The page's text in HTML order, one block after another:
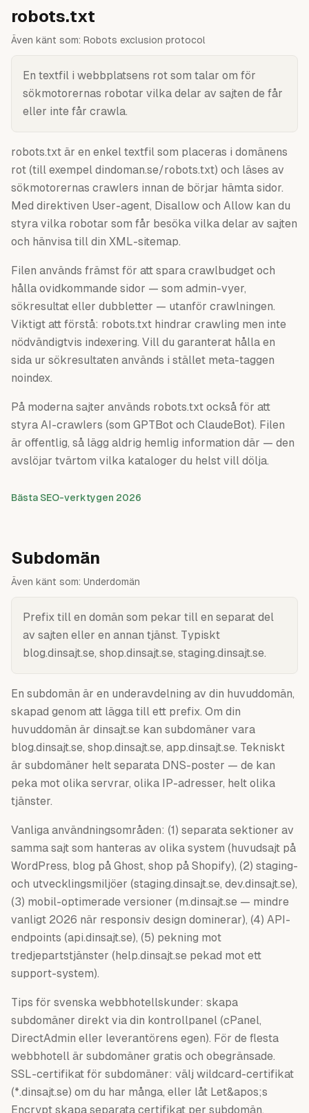
robots.txt
Även känt som: Robots exclusion protocol
En textfil i webbplatsens rot som talar om för
sökmotorernas robotar vilka delar av sajten de får
eller inte får crawla.
robots.txt är en enkel textfil som placeras i domänens
rot (till exempel dindoman.se/robots.txt) och läses av
sökmotorernas crawlers innan de börjar hämta sidor.
Med direktiven User-agent, Disallow och Allow kan du
styra vilka robotar som får besöka vilka delar av sajten
och hänvisa till din XML-sitemap.
Filen används främst för att spara crawlbudget och
hålla ovidkommande sidor — som admin-vyer,
sökresultat eller dubbletter — utanför crawlningen.
Viktigt att förstå: robots.txt hindrar crawling men inte
nödvändigtvis indexering. Vill du garanterat hålla en
sida ur sökresultaten används i stället meta-taggen
noindex.
På moderna sajter används robots.txt också för att
styra AI-crawlers (som GPTBot och ClaudeBot). Filen
är offentlig, så lägg aldrig hemlig information där — den
avslöjar tvärtom vilka kataloger du helst vill dölja.
Bästa SEO-verktygen 2026
Subdomän
Även känt som: Underdomän
Prefix till en domän som pekar till en separat del
av sajten eller en annan tjänst. Typiskt
blog.dinsajt.se, shop.dinsajt.se, staging.dinsajt.se.
En subdomän är en underavdelning av din huvuddomän,
skapad genom att lägga till ett prefix. Om din
huvuddomän är dinsajt.se kan subdomäner vara
blog.dinsajt.se, shop.dinsajt.se, app.dinsajt.se. Tekniskt
är subdomäner helt separata DNS-poster — de kan
peka mot olika servrar, olika IP-adresser, helt olika
tjänster.
Vanliga användningsområden: (1) separata sektioner av
samma sajt som hanteras av olika system (huvudsajt på
WordPress, blog på Ghost, shop på Shopify), (2) staging-
och utvecklingsmiljöer (staging.dinsajt.se, dev.dinsajt.se),
(3) mobil-optimerade versioner (m.dinsajt.se — mindre
vanligt 2026 när responsiv design dominerar), (4) API-
endpoints (api.dinsajt.se), (5) pekning mot
tredjepartstjänster (help.dinsajt.se pekad mot ett
support-system).
Tips för svenska webbhotellskunder: skapa
subdomäner direkt via din kontrollpanel (cPanel,
DirectAdmin eller leverantörens egen). För de flesta
webbhotell är subdomäner gratis och obegränsade.
SSL-certifikat för subdomäner: välj wildcard-certifikat
(*.dinsajt.se) om du har många, eller låt Let&apos;s
Encrypt skapa separata certifikat per subdomän.